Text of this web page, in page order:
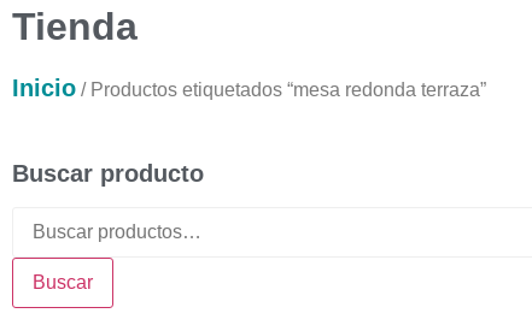
Tienda
Inicio / Productos etiquetados “mesa redonda terraza”
Buscar producto
Buscar